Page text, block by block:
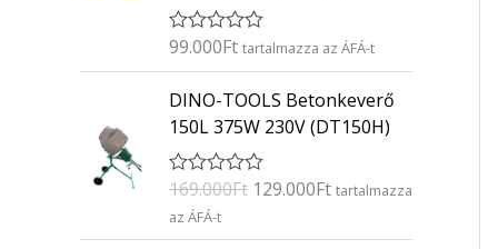
/
5
É
é
k
e
é
s
0
/
99.000Ft tartalmazza az ÁFÁ-t
DINO-TOOLS Betonkeverő
150L 375W 230V (DT150H)
É
t
é
169.000Ft
O
r
g
129.000Ft
C
u
etartalmazza
az ÁFÁ-t